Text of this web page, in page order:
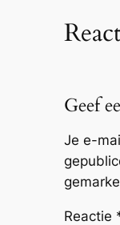
Geef
Je e-
Reactie